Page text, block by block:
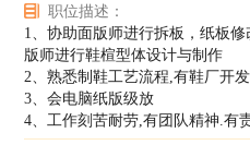
职位描述：
1、协助面版师进行拆板，纸板
版师进行鞋楦型体设计与制作
2、熟悉制鞋工艺流程,有鞋厂开
3、会电脑纸版级放
4、工作刻苦耐劳,有团队精神.有